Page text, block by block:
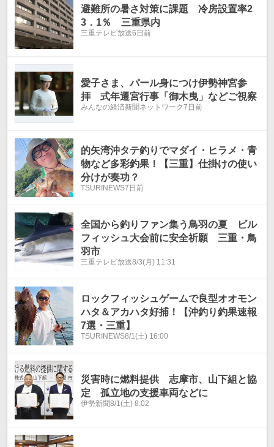
避難所の暑さ対策に課題 冷房設置率2
3．1％ 三重県内
三重テレビ放送6日前
愛子さま、パール身につけ伊勢神宮参
拝 式年遷宮行事「御木曳」などご視察
みんなの経済新聞ネットワーク7日前
的矢湾沖タテ釣りでマダイ・ヒラメ・青
物など多彩釣果！【三重】仕掛けの使い
分けが奏功？
TSURINEWS7日前
全国から釣りファン集う鳥羽の夏 ビル
フィッシュ大会前に安全祈願 三重・鳥
羽市
三重テレビ放送8/3(月) 11:31
ロックフィッシュゲームで良型オオモン
ハタ＆アカハタ好捕！【沖釣り釣果速報
7選・三重】
TSURINEWS8/1(土) 16:00
災害時に燃料提供 志摩市、山下組と協
定 孤立地の支援車両などに
伊勢新聞8/1(土) 8:02